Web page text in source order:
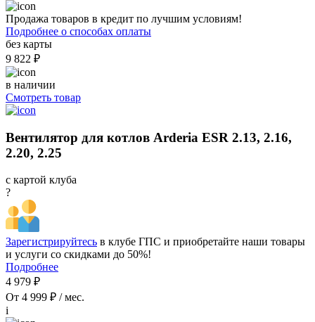
Продажа товаров в кредит по лучшим условиям!
Подробнее о способах оплаты
без карты
9 822 ₽
в наличии
Смотреть товар
Вентилятор для котлов Arderia ESR 2.13, 2.16,
2.20, 2.25
с картой клуба
?
Зарегистрируйтесь в клубе ГПС и приобретайте наши товары
и услуги со скидками до 50%!
Подробнее
4 979 ₽
От 4 999 ₽ / мес.
i